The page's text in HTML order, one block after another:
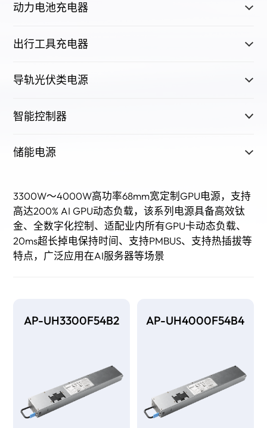
动力电池充电器
出行工具充电器
导轨光伏类电源
智能控制器
储能电源
3300W～4000W高功率68mm宽定制GPU电源，支持
高达200% AI GPU动态负载，该系列电源具备高效钛
金、全数字化控制、适配业内所有GPU卡动态负载、
20ms超长掉电保持时间、支持PMBUS、支持热插拔等
特点，广泛应用在AI服务器等场景
AP-UH3300F54B2 AP-UH4000F54B4